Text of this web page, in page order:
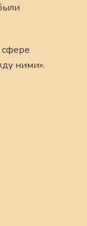
сфере
ними».